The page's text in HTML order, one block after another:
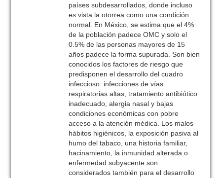
países subdesarrollados, donde incluso
es vista la otorrea como una condición
normal. En México, se estima que el 4%
de la población padece OMC y solo el
0.5% de las personas mayores de 15
años padece la forma supurada. Son bien
conocidos los factores de riesgo que
predisponen el desarrollo del cuadro
infeccioso: infecciones de vías
respiratorias altas, tratamiento antibiótico
inadecuado, alergia nasal y bajas
condiciones económicas con pobre
acceso a la atención médica. Los malos
hábitos higiénicos, la exposición pasiva al
humo del tabaco, una historia familiar,
hacinamiento, la inmunidad alterada o
enfermedad subyacente son
considerados también para el desarrollo